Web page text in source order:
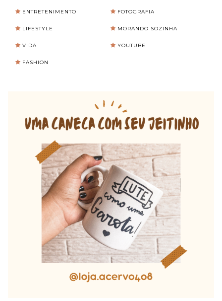
ENTRETENIMENTO FOTOGRAFIA
LIFESTYLE MORANDO SOZINHA
VIDA YOUTUBE
FASHION